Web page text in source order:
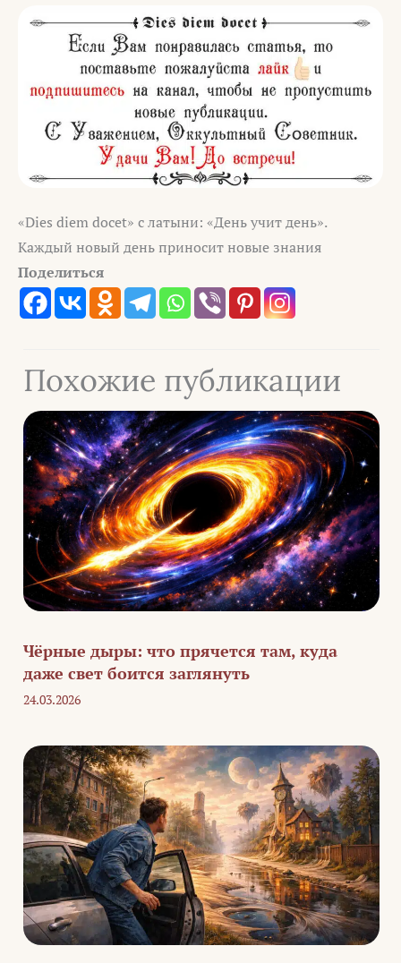
«Dies diem docet» с латыни: «День учит день».
Каждый новый день приносит новые знания
Поделиться
Похожие публикации
Чёрные дыры: что прячется там, куда
даже свет боится заглянуть
24.03.2026